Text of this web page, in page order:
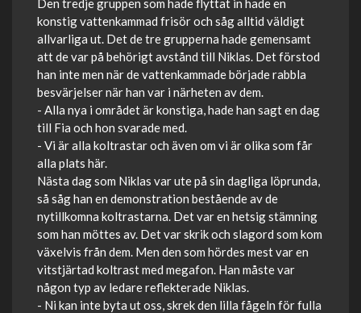
Den tredje gruppen som hade flyttat in hade en
konstig vattenkammad frisör och såg alltid väldigt
allvarliga ut. Det de tre grupperna hade gemensamt
att de var på behörigt avstånd till Niklas. Det förstod
han inte men när de vattenkammade började rabbla
besvärjelser när han var i närheten av dem.
- Alla nya i området är konstiga, hade han sagt en dag
till Fia och hon svarade med.
- Vi är alla koltrastar och även om vi är olika som får
alla plats här.
Nästa dag som Niklas var ute på sin dagliga löprunda,
så såg han en demonstration bestående av de
nytillkomna koltrastarna. Det var en hetsig stämning
som han möttes av. Det var skrik och slagord som kom
växelvis från dem. Men den som hördes mest var en
vitstjärtad koltrast med megafon. Han måste var
någon typ av ledare reflekterade Niklas.
- Ni kan inte byta ut oss, skrek den lilla fågeln för fulla